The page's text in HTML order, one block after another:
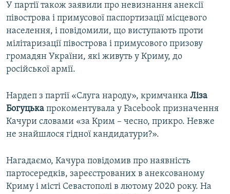
У партії також заявили про невизнання анексії
півострова і примусової паспортизації місцевого
населення, і повідомили, що виступають проти
мілітаризації півострова і примусового призову
громадян України, які живуть у Криму, до
російської армії.
Нардеп з партії «Слуга народу», кримчанка Ліза
Богуцька прокоментувала у Facebook призначення
Качури словами «за Крим – чесно, прикро. Невже
не знайшлося гідної кандидатури?».
Нагадаємо, Качура повідомив про наявність
партосередків, зареєстрованих в анексованому
Криму і місті Севастополі в лютому 2020 року. На